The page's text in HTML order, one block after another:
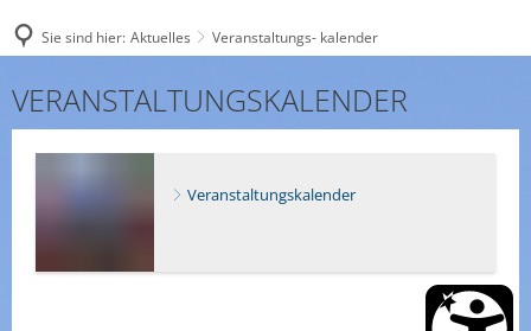
Sie sind hier: Aktuelles Veranstaltungs- kalender
Veranstaltungs-
kalender
VERANSTALTUNGSKALENDER
Veranstaltungskalender